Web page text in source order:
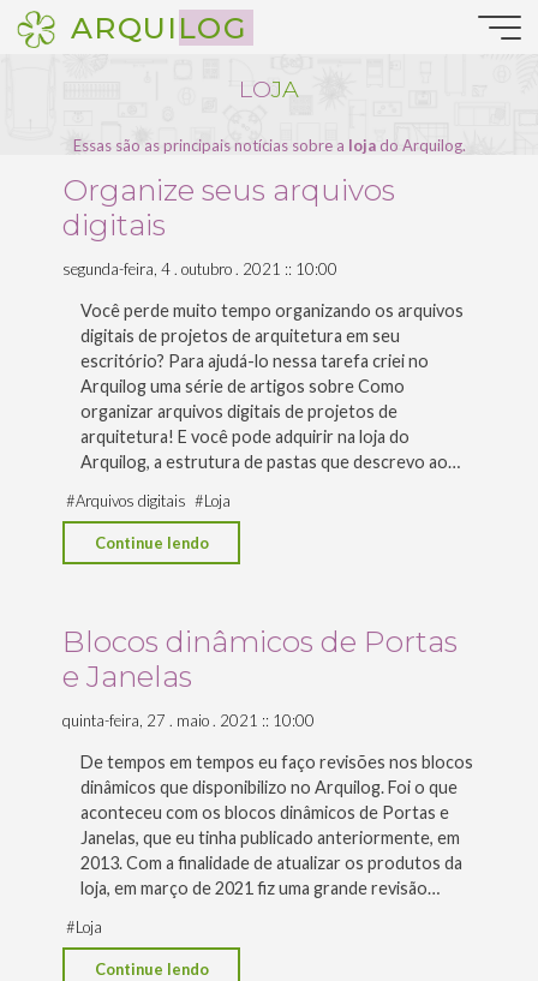
Pular
para
ARQUILOG
L OJA
Essas são as principais notícias sobre a lojado Arquilog.
Organize seus arquivos
digitais
segunda-feira, 4 . outubro . 2021 :: 10:00
Você perde muito tempo organizando os arquivos
digitais de projetos de arquitetura em seu
escritório? Para ajudá-lo nessa tarefa criei no
Arquilog uma série de artigos sobre Como
organizar arquivos digitais de projetos de
arquitetura! E você pode adquirir na loja do
Arquilog, a estrutura de pastas que descrevo ao…
#Arquivos digitais #Loja
Continue lendo
seus
digitais"
Blocos dinâmicos de Portas
e Janelas
quinta-feira, 27 . maio . 2021 :: 10:00
De tempos em tempos eu faço revisões nos blocos
dinâmicos que disponibilizo no Arquilog. Foi o que
aconteceu com os blocos dinâmicos de Portas e
Janelas, que eu tinha publicado anteriormente, em
2013. Com a finalidade de atualizar os produtos da
loja, em março de 2021 fiz uma grande revisão…
#Loja
Continue lendo